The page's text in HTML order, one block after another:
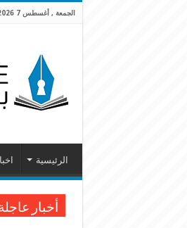
الجمعة , أغسطس 7 2026
الرئيسية
أخبار